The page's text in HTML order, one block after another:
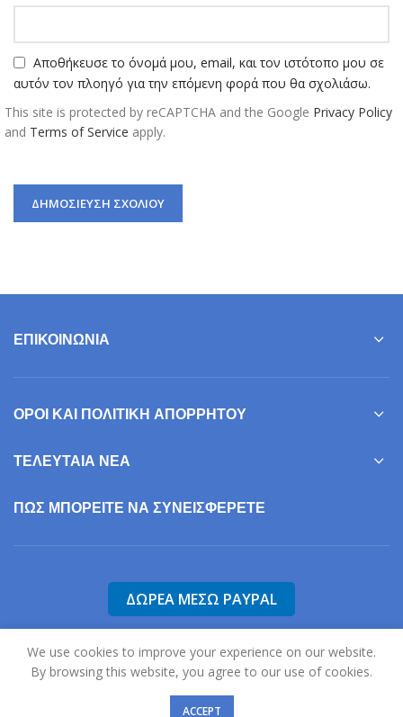
Αποθήκευσε το όνομά μου, email, και τον ιστότοπο μου σε
αυτόν τον πλοηγό για την επόμενη φορά που θα σχολιάσω.
This site is protected by reCAPTCHA and the Google Privacy Policy
and Terms of Service apply.
ΕΠΙΚΟΙΝΩΝΊΑ
ΌΡΟΙ ΚΑΙ ΠΟΛΙΤΙΚΉ ΑΠΟΡΡΉΤΟΥ
ΤΕΛΕΥΤΑΊΑ ΝΈΑ
ΠΩΣ ΜΠΟΡΕΊΤΕ ΝΑ ΣΥΝΕΙΣΦΕΡΕΤΕ
We use cookies to improve your experience on our website.
By browsing this website, you agree to our use of cookies.
ACCEPT